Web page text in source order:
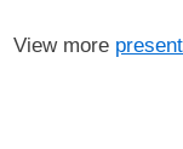
View more